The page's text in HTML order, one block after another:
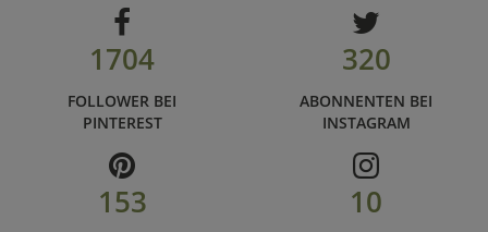
1704
FOLLOWER BEI
PINTEREST
320
ABONNENTEN BEI
INSTAGRAM
153 10